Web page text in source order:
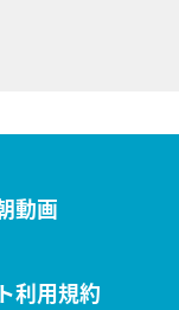
動画
利用規約